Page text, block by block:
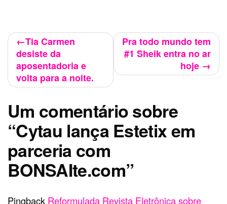
Navegação
de
Post
Tia Carmen
desiste da
aposentadoria e
volta para a noite.
Pra todo mundo tem
#1 Sheik entra no ar
hoje
Um comentário sobre
“Cytau lança Estetix em
parceria com
BONSAIte.com”
Pingback Reformulada Revista Eletrônica sobre